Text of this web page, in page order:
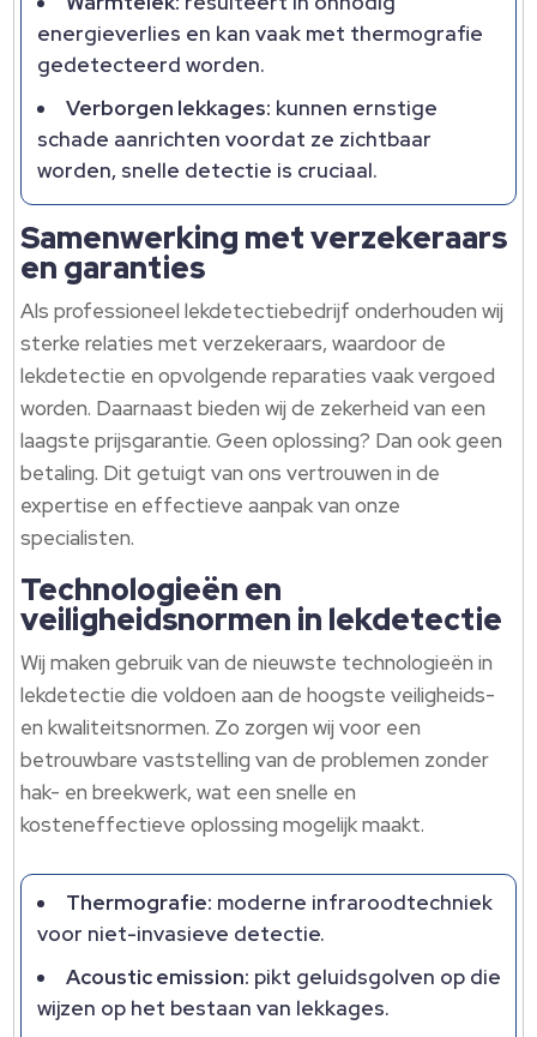
energieverlies en kan vaak met thermografie
gedetecteerd worden.
Verborgen lekkages: kunnen ernstige
schade aanrichten voordat ze zichtbaar
worden, snelle detectie is cruciaal.
Samenwerking met verzekeraars
en garanties
Als professioneel lekdetectiebedrijf onderhouden wij
sterke relaties met verzekeraars, waardoor de
lekdetectie en opvolgende reparaties vaak vergoed
worden. Daarnaast bieden wij de zekerheid van een
laagste prijsgarantie. Geen oplossing? Dan ook geen
betaling. Dit getuigt van ons vertrouwen in de
expertise en effectieve aanpak van onze
specialisten.
Technologieën en
veiligheidsnormen in lekdetectie
Wij maken gebruik van de nieuwste technologieën in
lekdetectie die voldoen aan de hoogste veiligheids-
en kwaliteitsnormen. Zo zorgen wij voor een
betrouwbare vaststelling van de problemen zonder
hak- en breekwerk, wat een snelle en
kosteneffectieve oplossing mogelijk maakt.
Thermografie: moderne infraroodtechniek
voor niet-invasieve detectie.
Acoustic emission: pikt geluidsgolven op die
wijzen op het bestaan van lekkages.